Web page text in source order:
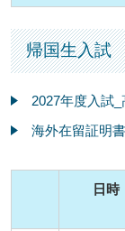
帰国生入試
2027年度入試
海外在留証明
日時